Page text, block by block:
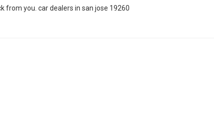
you. car dealers in san jose 19260